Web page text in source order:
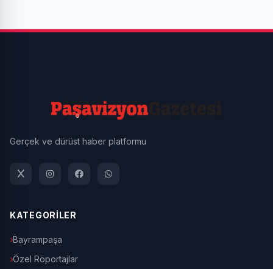
Gerçek ve dürüst haber platformu
KATEGORİLER
Bayrampaşa
Özel Röportajlar